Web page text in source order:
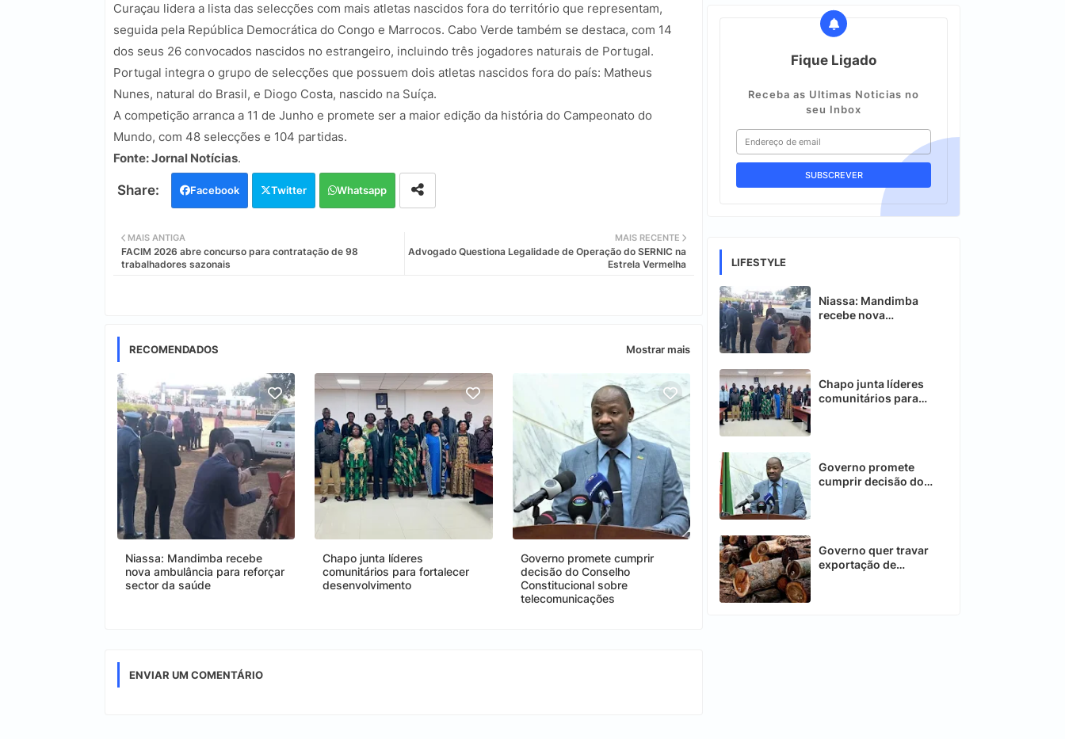
Curaçau lidera a lista das selecções com mais atletas nascidos fora do território que representam,
seguida pela República Democrática do Congo e Marrocos. Cabo Verde também se destaca, com 14
dos seus 26 convocados nascidos no estrangeiro, incluindo três jogadores naturais de Portugal.
Portugal integra o grupo de selecções que possuem dois atletas nascidos fora do país: Matheus
Nunes, natural do Brasil, e Diogo Costa, nascido na Suíça.
A competição arranca a 11 de Junho e promete ser a maior edição da história do Campeonato do
Mundo, com 48 selecções e 104 partidas.
Fonte: Jornal Notícias.
Facebook Twitter Whatsapp
MAIS RECENTE
Advogado Questiona Legalidade de Operação do SERNIC na
Estrela Vermelha
MAIS ANTIGA
FACIM 2026 abre concurso para contratação de 98
trabalhadores sazonais
RECOMENDADOS Mostrar mais
Niassa: Mandimba recebe
nova ambulância para reforçar
sector da saúde
Chapo junta líderes
comunitários para fortalecer
desenvolvimento
Governo promete cumprir
decisão do Conselho
Constitucional sobre
telecomunicações
ENVIAR UM COMENTÁRIO
Fique Ligado
Receba as Ultimas Noticias no
seu Inbox
LIFESTYLE
Niassa: Mandimba
recebe nova
Chapo junta líderes
comunitários para
Governo promete
cumprir decisão do
Governo quer travar
exportação de